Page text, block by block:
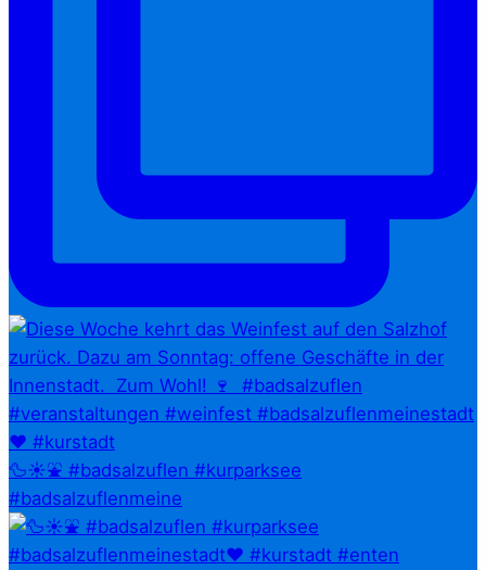
🦆☀️⛲ #badsalzuflen #kurparksee
#badsalzuflenmeine